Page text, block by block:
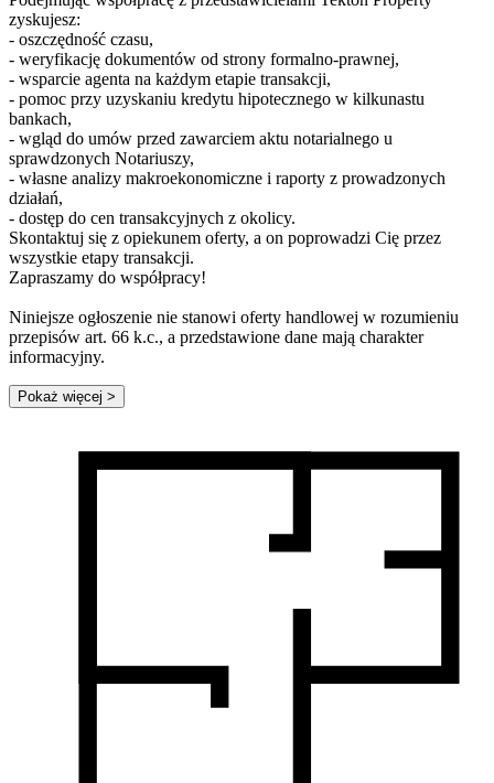
zyskujesz:
- oszczędność czasu,
- weryfikację dokumentów od strony formalno-prawnej,
- wsparcie agenta na każdym etapie transakcji,
- pomoc przy uzyskaniu kredytu hipotecznego w kilkunastu
bankach,
- wgląd do umów przed zawarciem aktu notarialnego u
sprawdzonych Notariuszy,
- własne analizy makroekonomiczne i raporty z prowadzonych
działań,
- dostęp do cen transakcyjnych z okolicy.
Skontaktuj się z opiekunem oferty, a on poprowadzi Cię przez
wszystkie etapy transakcji.
Zapraszamy do współpracy!
Niniejsze ogłoszenie nie stanowi oferty handlowej w rozumieniu
przepisów art. 66 k.c., a przedstawione dane mają charakter
informacyjny.
Pokaż więcej >